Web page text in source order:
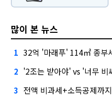
많이 본 뉴스
1 32억 '마래푸' 114㎡ 종부세,
2 '2조는 받아야' vs '너무
3 전액 비과세+소득공제까